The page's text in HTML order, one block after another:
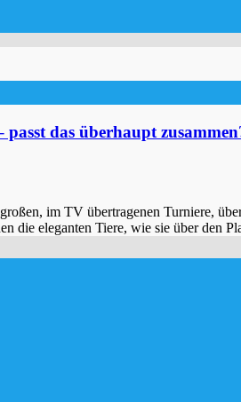
das überhaupt
im TV übertragenen Turniere,
die eleganten Tiere, wie sie über den